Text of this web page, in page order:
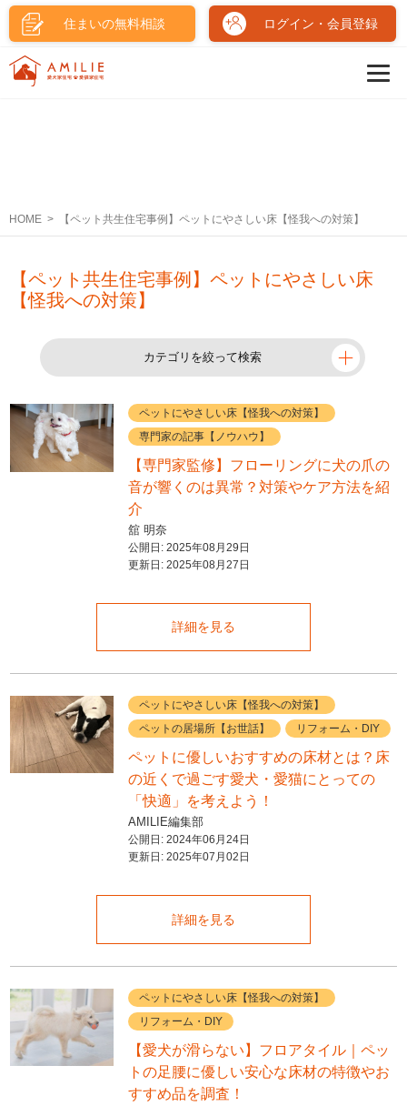
住まいの無料相談 ログイン・会員登録
HOME 【ペット共生住宅事例】ペットにやさしい床【怪我への対策】
【ペット共生住宅事例】ペットにやさしい床
【怪我への対策】
カテゴリを絞って検索
ペットにやさしい床【怪我への対策】
専門家の記事【ノウハウ】
【専門家監修】フローリングに犬の爪の
音が響くのは異常？対策やケア方法を紹
介
舘 明奈
公開日: 2025年08月29日
更新日: 2025年08月27日
詳細を見る
ペットにやさしい床【怪我への対策】
ペットの居場所【お世話】
リフォーム・DIY
ペットに優しいおすすめの床材とは？床
の近くで過ごす愛犬・愛猫にとっての
「快適」を考えよう！
AMILIE編集部
公開日: 2024年06月24日
更新日: 2025年07月02日
詳細を見る
ペットにやさしい床【怪我への対策】
リフォーム・DIY
【愛犬が滑らない】フロアタイル｜ペッ
トの足腰に優しい安心な床材の特徴やお
すすめ品を調査！